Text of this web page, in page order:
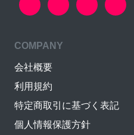
COMPANY
会社概要
利用規約
特定商取引に基づく表記
個人情報保護方針